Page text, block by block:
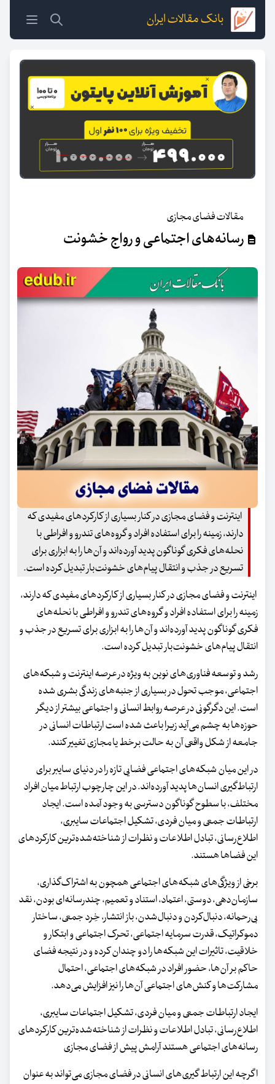
بانک مقالات ایران
مقالات فضای مجازی
رسانه‌های اجتماعی و رواج خشونت
اینترنت و فضای مجازی در کنار بسیاری از کارکردهای مفیدی که
دارند، زمینه را برای استفاده افراد و گروه‌های تندرو و افراطی با
نحله‌های فکری گوناگون پدید آورده‌اند و آن‌ها را به ابزاری برای
تسریع در جذب و انتقال پیام‌های خشونت‌بار تبدیل کرده‌ است.
اینترنت و فضای مجازی در کنار بسیاری از کارکردهای مفیدی که دارند،
زمینه را برای استفاده افراد و گروه‌های تندرو و افراطی با نحله‌های
فکری گوناگون پدید آورده‌اند و آن‌ها را به ابزاری برای تسریع در جذب و
انتقال پیام‌های خشونت‌بار تبدیل کرده‌ است.
رشد و توسعه فناوری‌های نوین به ویژه در عرصه اینترنت و شبکه‌های
اجتماعی، موجب تحول در بسیاری از جنبه‌های زندگی بشری شده
است. این دگرگونی در عرصه روابط انسانی و اجتماعی بیشتر از دیگر
حوزه‌ها به چشم می‌آید زیرا باعث شده است ارتباطات انسانی در
جامعه از شکل واقعی آن به حالت برخط یا مجازی تغییر کنند.
در این میان شبکه‌های اجتماعی فضایی تازه را در دنیای سایبر برای
ارتباط‌گیری انسان‌ها پدید آورده‌اند. در این چارچوب ارتباط میان افراد
مختلف، با سطوح گوناگون دسترسی به وجود آمده است. ایجاد
ارتباطات جمعی و میان فردی، تشکیل اجتماعات سایبری،
اطلاع‌رسانی، تبادل اطلاعات و نظرات از شناخته‌شده‌ترین کارکردهای
این فضاها هستند.
برخی از ویژگی‌های شبکه‌های اجتماعی همچون به ‌اشتراک‌گذاری،
سازمان‌دهی، دوستی، اعتماد، استناد و تعمیم، چندرسانه‌ای ‌بودن، نقد
بی‌رحمانه، دنبال‌کردن و دنبال‌شدن، باز انتشار، خِرد جمعی، ساختار
دموکراتیک، قدرت سرمایه اجتماعی، تحرک اجتماعی و ابتکار و
خلاقیت، تاثیرات این شبکه‌ها را دو چندان کرده و در نتیجه فضای
حاکم بر آن‌ها، حضور افراد در شبکه‌های اجتماعی، احتمال
مشارکت‌ها و کنش‌های اجتماعی آن‌ها را نیز افزایش می‌دهد.
ایجاد ارتباطات جمعی و میان فردی، تشکیل اجتماعات سایبری،
اطلاع‌رسانی، تبادل اطلاعات و نظرات از شناخته‌شده‌ترین کارکردهای
رسانه‌های اجتماعی هستند آرامش پیش از فضای مجازی
اگرچه این ارتباط گیری‌های انسانی در فضای مجازی می‌تواند به عنوان